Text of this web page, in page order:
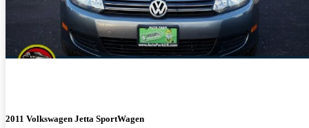
2011 Volkswagen Jetta SportWagen